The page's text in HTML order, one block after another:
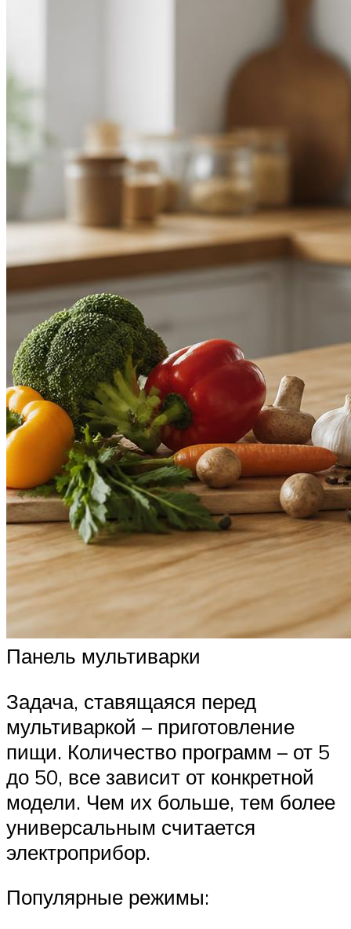
Панель мультиварки
Задача, ставящаяся перед
мультиваркой – приготовление
пищи. Количество программ – от 5
до 50, все зависит от конкретной
модели. Чем их больше, тем более
универсальным считается
электроприбор.
Популярные режимы: